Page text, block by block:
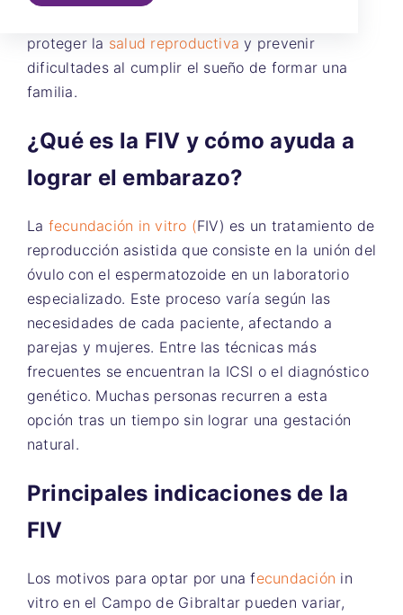
proteger la salud reproductiva y prevenir
dificultades al cumplir el sueño de formar una
familia.
¿Qué es la FIV y cómo ayuda a
lograr el embarazo?
La fecundación in vitro (FIV) es un tratamiento de
reproducción asistida que consiste en la unión del
óvulo con el espermatozoide en un laboratorio
especializado. Este proceso varía según las
necesidades de cada paciente, afectando a
parejas y mujeres. Entre las técnicas más
frecuentes se encuentran la ICSI o el diagnóstico
genético. Muchas personas recurren a esta
opción tras un tiempo sin lograr una gestación
natural.
Principales indicaciones de la
FIV
Los motivos para optar por una fecundación in
vitro en el Campo de Gibraltar pueden variar,